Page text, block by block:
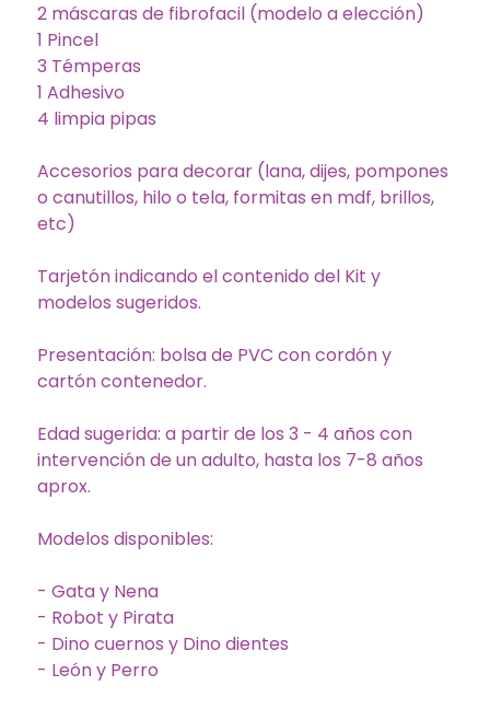
2 máscaras de fibrofacil (modelo a elección)
1 Pincel
3 Témperas
1 Adhesivo
4 limpia pipas
Accesorios para decorar (lana, dijes, pompones
o canutillos, hilo o tela, formitas en mdf, brillos,
etc)
Tarjetón indicando el contenido del Kit y
modelos sugeridos.
Presentación: bolsa de PVC con cordón y
cartón contenedor.
Edad sugerida: a partir de los 3 - 4 años con
intervención de un adulto, hasta los 7-8 años
aprox.
Modelos disponibles:
- Gata y Nena
- Robot y Pirata
- Dino cuernos y Dino dientes
- León y Perro